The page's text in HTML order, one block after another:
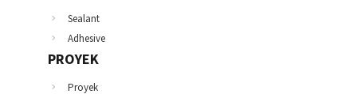
Sealant
Adhesive
PROYEK
Proyek